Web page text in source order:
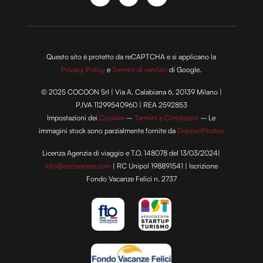
Questo sito è protetto da reCAPTCHA e si applicano la
Privacy Policy eTermini di servizio di Google.
© 2025 COCOON Srl | Via A. Calabiana 6, 20139 Milano |
P.IVA 11299540960 | REA 2592853
Impostazioni deiCookies –Termini e Condizioni – Le
immagini stock sono parzialmente fornite da DepositPhotos
Licenza Agenzia di viaggio e T.O. 148078 del 13/03/2024|
info@cocooners.com | RC Unipol 198891541 | Iscrizione
Fondo Vacanze Felici n. 2737